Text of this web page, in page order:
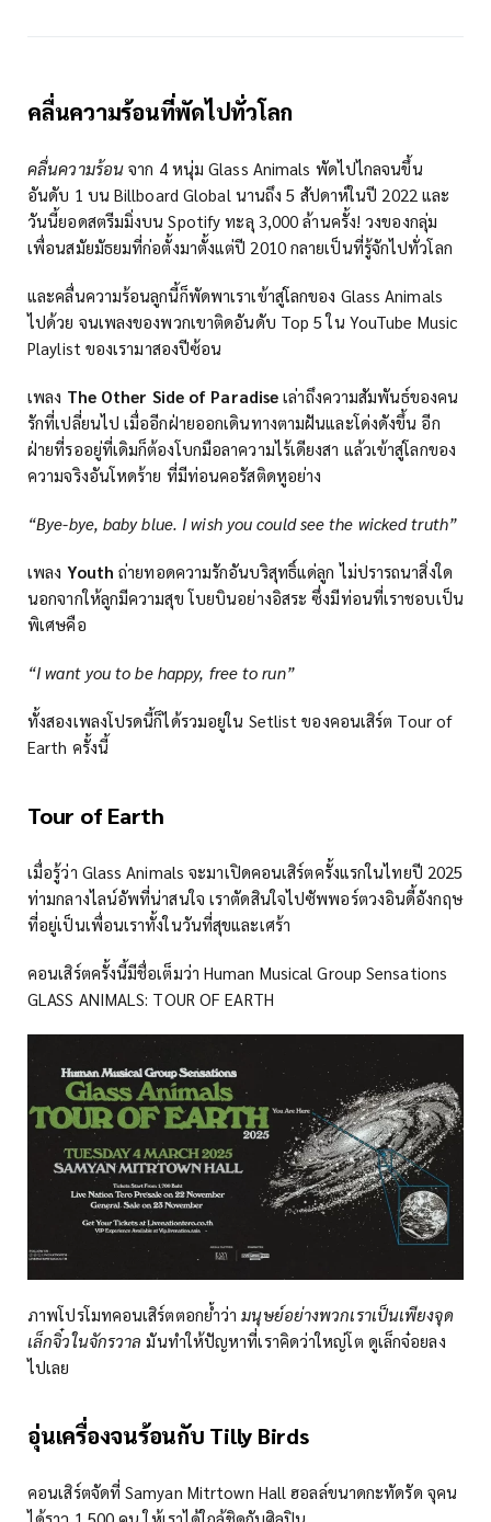
คลื่นความร้อนที่พัดไปทั่วโลก
คลื่นความร้อนจาก 4 หนุ่ม Glass Animals พัดไปไกลจนขึ้น
อันดับ 1 บน Billboard Global นานถึง 5 สัปดาห์ในปี 2022 และ
วันนี้ยอดสตรีมมิ่งบน Spotify ทะลุ 3,000 ล้านครั้ง! วงของกลุ่ม
เพื่อนสมัยมัธยมที่ก่อตั้งมาตั้งแต่ปี 2010 กลายเป็นที่รู้จักไปทั่วโลก
และคลื่นความร้อนลูกนี้ก็พัดพาเราเข้าสู่โลกของ Glass Animals
ไปด้วย จนเพลงของพวกเขาติดอันดับ Top 5 ใน YouTube Music
Playlist ของเรามาสองปีซ้อน
เพลง The Other Side of Paradise เล่าถึงความสัมพันธ์ของคน
รักที่เปลี่ยนไป เมื่ออีกฝ่ายออกเดินทางตามฝันและโด่งดังขึ้น อีก
ฝ่ายที่รออยู่ที่เดิมก็ต้องโบกมือลาความไร้เดียงสา แล้วเข้าสู่โลกของ
ความจริงอันโหดร้าย ที่มีท่อนคอรัสติดหูอย่าง
“Bye-bye, baby blue. I wish you could see the wicked truth”
เพลง Youth ถ่ายทอดความรักอันบริสุทธิ์แด่ลูก ไม่ปรารถนาสิ่งใด
นอกจากให้ลูกมีความสุข โบยบินอย่างอิสระ ซึ่งมีท่อนที่เราชอบเป็น
พิเศษคือ
“I want you to be happy, free to run”
ทั้งสองเพลงโปรดนี้ก็ได้รวมอยู่ใน Setlist ของคอนเสิร์ต Tour of
Earth ครั้งนี้
Tour of Earth
เมื่อรู้ว่า Glass Animals จะมาเปิดคอนเสิร์ตครั้งแรกในไทยปี 2025
ท่ามกลางไลน์อัพที่น่าสนใจ เราตัดสินใจไปซัพพอร์ตวงอินดี้อังกฤษ
ที่อยู่เป็นเพื่อนเราทั้งในวันที่สุขและเศร้า
คอนเสิร์ตครั้งนี้มีชื่อเต็มว่า Human Musical Group Sensations
GLASS ANIMALS: TOUR OF EARTH
ภาพโปรโมทคอนเสิร์ตตอกย้ำว่ามนุษย์อย่างพวกเราเป็นเพียงจุด
เล็กจิ๋วในจักรวาล มันทำให้ปัญหาที่เราคิดว่าใหญ่โต ดูเล็กจ๋อยลง
ไปเลย
อุ่นเครื่องจนร้อนกับ Tilly Birds
คอนเสิร์ตจัดที่ Samyan Mitrtown Hall ฮอลล์ขนาดกะทัดรัด จุคน